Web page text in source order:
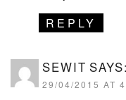
REPLY
SEWIT SAYS:
29/04/2015 AT